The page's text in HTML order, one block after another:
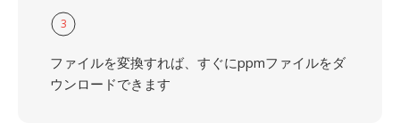
3
ファイルを変換すれば、すぐにppmファイルをダ
ウンロードできます